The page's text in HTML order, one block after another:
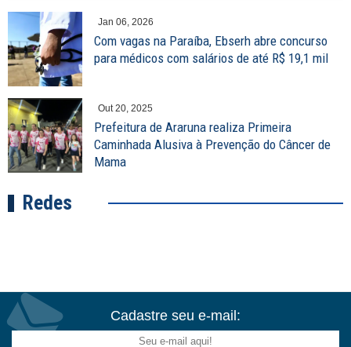
Jan 06, 2026
Com vagas na Paraíba, Ebserh abre concurso
para médicos com salários de até R$ 19,1 mil
Out 20, 2025
Prefeitura de Araruna realiza Primeira
Caminhada Alusiva à Prevenção do Câncer de
Mama
Redes
Cadastre seu e-mail: